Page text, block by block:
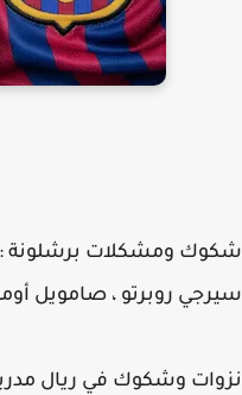
ومشكلات برشلونة :
روبرتو ، صامويل
وشكوك في ريال مدريد :